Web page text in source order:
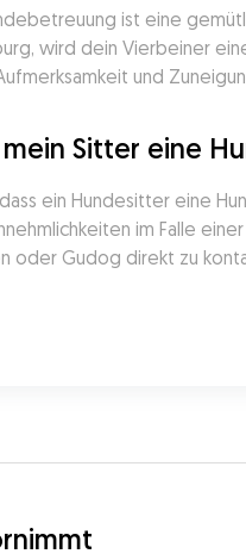
ist eine
wird dein Vierbeiner
und
Sitter eine
ein Hundesitter eine
im Falle
oder Gudog direkt zu